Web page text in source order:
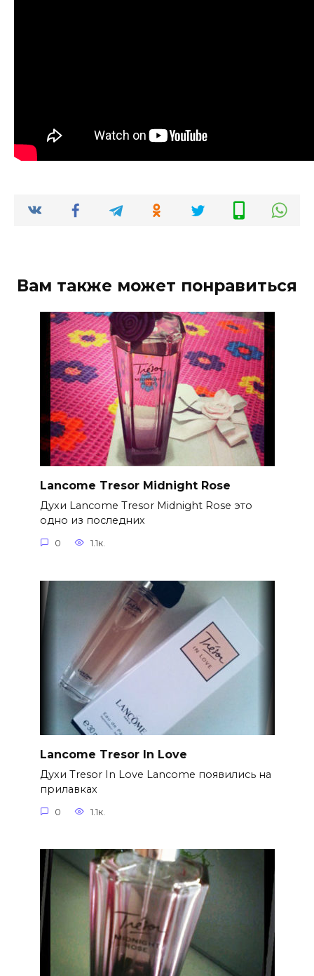
Вам также может понравиться
Lancome Tresor Midnight Rose
Духи Lancome Tresor Midnight Rose это
одно из последних
0 1.1к.
Lancome Tresor In Love
Духи Tresor In Love Lancome появились на
прилавках
0 1.1к.